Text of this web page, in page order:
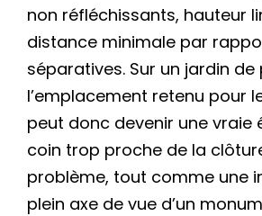
non réfléchissants, hauteur
distance minimale par
séparatives. Sur un jardin de
l’emplacement retenu pour
peut donc devenir une vraie
coin trop proche de la
problème, tout comme une
plein axe de vue d’un